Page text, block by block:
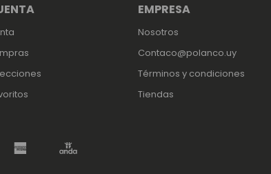
EMPRESA
Nosotros
Contaco@polanco.uy
Términos y condiciones
Tiendas